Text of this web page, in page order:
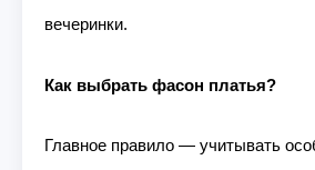
вечеринки.
Как выбрать фасон платья?
Главное правило — учитывать